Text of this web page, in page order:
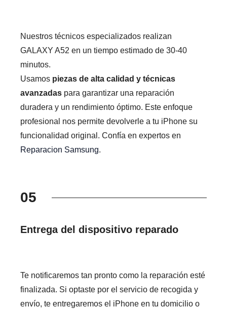
Nuestros técnicos especializados realizan
GALAXY A52 en un tiempo estimado de 30-40
minutos.
Usamos piezas de alta calidad y técnicas
avanzadas para garantizar una reparación
duradera y un rendimiento óptimo. Este enfoque
profesional nos permite devolverle a tu iPhone su
funcionalidad original. Confía en expertos en
Reparacion Samsung.
05
Entrega del dispositivo reparado
Te notificaremos tan pronto como la reparación esté
finalizada. Si optaste por el servicio de recogida y
envío, te entregaremos el iPhone en tu domicilio o